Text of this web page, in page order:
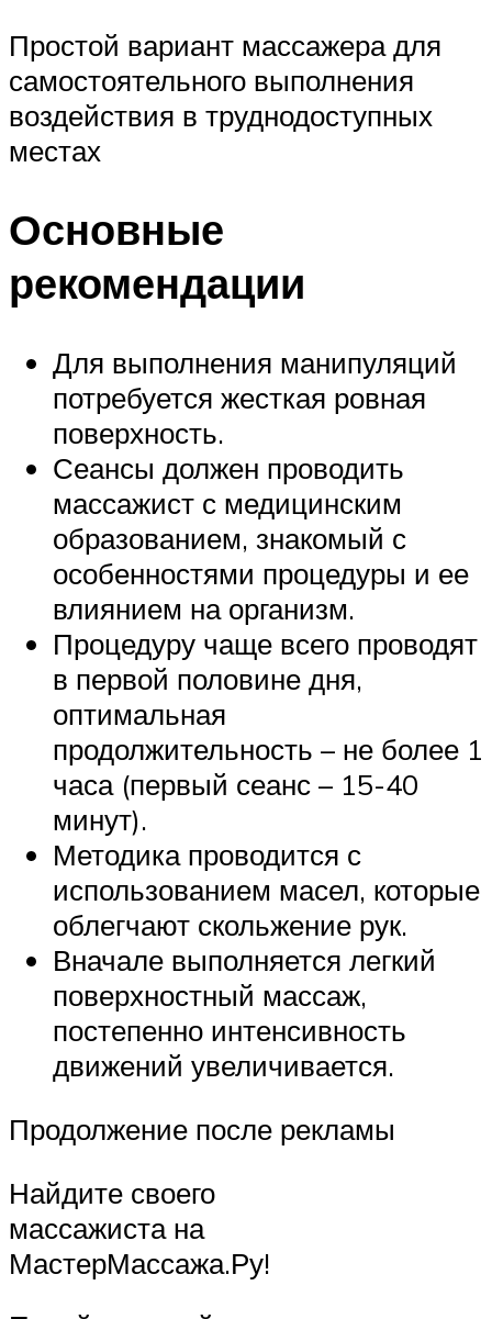
Простой вариант массажера для
самостоятельного выполнения
воздействия в труднодоступных
местах
Основные
рекомендации
Для выполнения манипуляций
потребуется жесткая ровная
поверхность.
Сеансы должен проводить
массажист с медицинским
образованием, знакомый с
особенностями процедуры и ее
влиянием на организм.
Процедуру чаще всего проводят
в первой половине дня,
оптимальная
продолжительность – не более 1
часа (первый сеанс – 15-40
минут).
Методика проводится с
использованием масел, которые
облегчают скольжение рук.
Вначале выполняется легкий
поверхностный массаж,
постепенно интенсивность
движений увеличивается.
Продолжение после рекламы
Найдите своего
массажиста на
МастерМассажа.Ру!